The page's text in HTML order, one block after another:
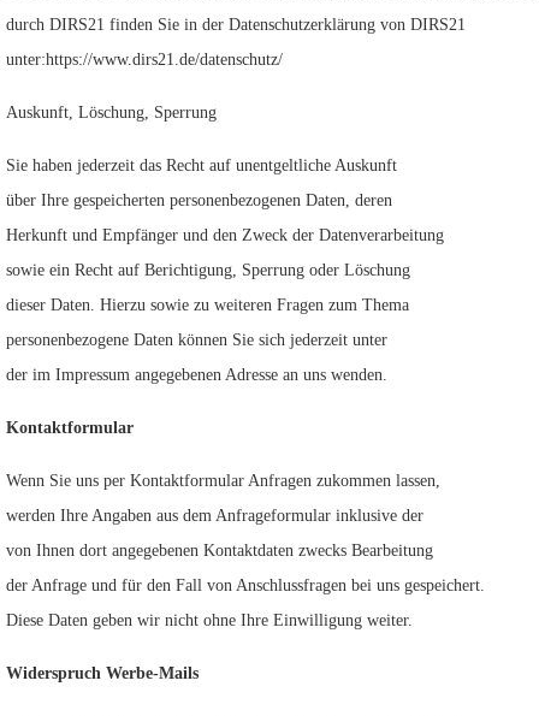
durch DIRS21 finden Sie in der Datenschutzerklärung von DIRS21
unter:https://www.dirs21.de/datenschutz/
Auskunft, Löschung, Sperrung
Sie haben jederzeit das Recht auf unentgeltliche Auskunft
über Ihre gespeicherten personenbezogenen Daten, deren
Herkunft und Empfänger und den Zweck der Datenverarbeitung
sowie ein Recht auf Berichtigung, Sperrung oder Löschung
dieser Daten. Hierzu sowie zu weiteren Fragen zum Thema
personenbezogene Daten können Sie sich jederzeit unter
der im Impressum angegebenen Adresse an uns wenden.
Kontaktformular
Wenn Sie uns per Kontaktformular Anfragen zukommen lassen,
werden Ihre Angaben aus dem Anfrageformular inklusive der
von Ihnen dort angegebenen Kontaktdaten zwecks Bearbeitung
der Anfrage und für den Fall von Anschlussfragen bei uns gespeichert.
Diese Daten geben wir nicht ohne Ihre Einwilligung weiter.
Widerspruch Werbe-Mails